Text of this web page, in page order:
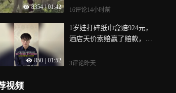
8354 | 01:42
能留真空
16评论14小时前
850 01:52
1岁娃打碎纸巾盒赔924元，
酒店天价索赔赢了赔款，文
复
3评论昨天
视频